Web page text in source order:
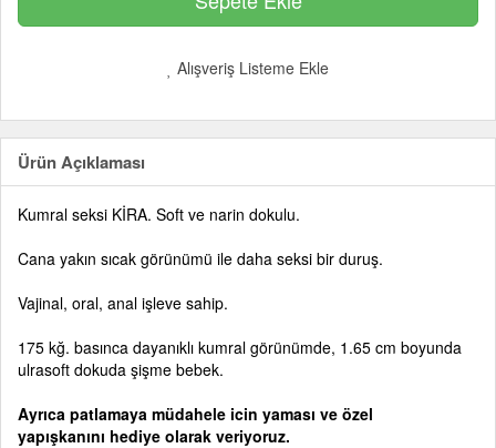
Alışveriş Listeme Ekle
Ürün Açıklaması
Kumral seksi KİRA. Soft ve narin dokulu.
Cana yakın sıcak görünümü ile daha seksi bir duruş.
Vajinal, oral, anal işleve sahip.
175 kğ. basınca dayanıklı kumral görünümde, 1.65 cm boyunda
ulrasoft dokuda şişme bebek.
Ayrıca patlamaya müdahele icin yaması ve özel
yapışkanını hediye olarak veriyoruz.